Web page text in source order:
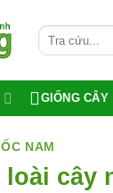
GIỐNG CÂY
NAM
loài cây